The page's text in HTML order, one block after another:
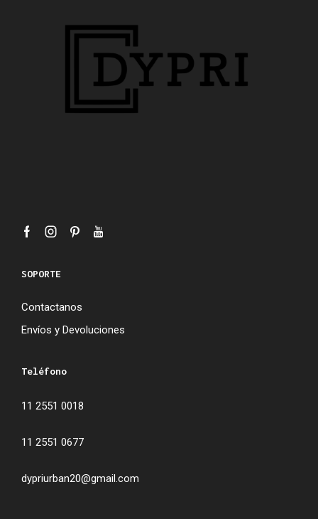
SOPORTE
Contactanos
Envíos y Devoluciones
Teléfono
11 2551 0018
11 2551 0677
dypriurban20@gmail.com